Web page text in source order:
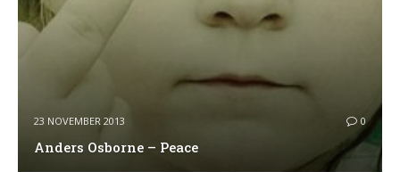
23 NOVEMBER 2013 0
Anders Osborne – Peace